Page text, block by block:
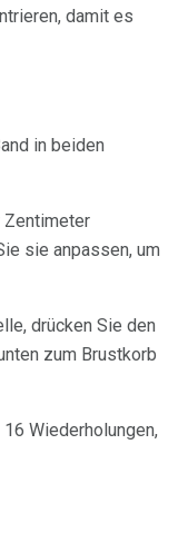
damit es
in beiden
Zentimeter
sie anpassen, um
drücken Sie den
zum Brustkorb
Wiederholungen,